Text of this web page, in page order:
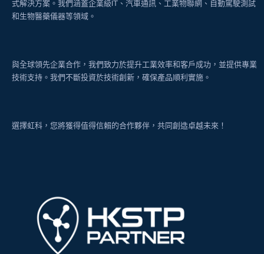
式解決方案。我們涵蓋企業級IT、汽車通訊、工業物聯網、自動駕駛測試
和生物醫藥儀器等領域。
與全球領先企業合作，我們致力於提升工業效率和客戶成功，並提供專業
技術支持。我們不斷投資於技術創新，確保產品順利實施。
選擇虹科，您將獲得值得信賴的合作夥伴，共同創造卓越未來！